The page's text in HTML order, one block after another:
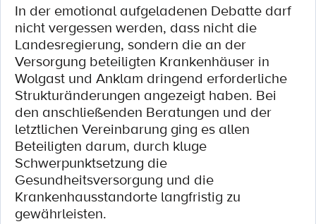
In der emotional aufgeladenen Debatte darf
nicht vergessen werden, dass nicht die
Landesregierung, sondern die an der
Versorgung beteiligten Krankenhäuser in
Wolgast und Anklam dringend erforderliche
Strukturänderungen angezeigt haben. Bei
den anschließenden Beratungen und der
letztlichen Vereinbarung ging es allen
Beteiligten darum, durch kluge
Schwerpunktsetzung die
Gesundheitsversorgung und die
Krankenhausstandorte langfristig zu
gewährleisten.